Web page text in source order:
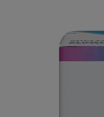
fralda xxg
mounjaro